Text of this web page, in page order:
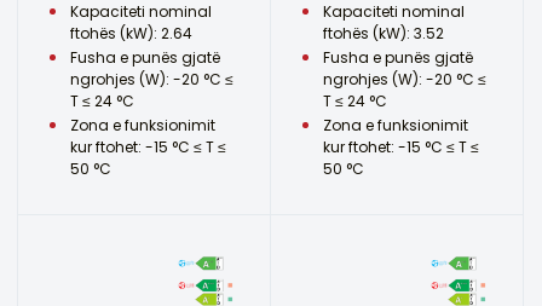
Kapaciteti nominal
ftohës (kW): 2.64
Fusha e punës gjatë
ngrohjes (W): -20 °C ≤
T ≤ 24 °C
Zona e funksionimit
kur ftohet: -15 °C ≤ T ≤
50 °C
Kapaciteti nominal
ftohës (kW): 3.52
Fusha e punës gjatë
ngrohjes (W): -20 °C ≤
T ≤ 24 °C
Zona e funksionimit
kur ftohet: -15 °C ≤ T ≤
50 °C